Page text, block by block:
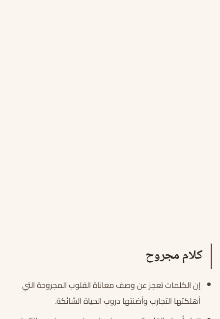
كلام مجروح
إن الكلمات تعجز عن وصف معاناة القلوب المجروحة التي
أهلكتها التجارب وأضنتها دروب الحياة الشائكة.